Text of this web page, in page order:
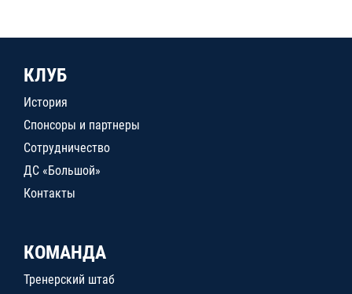
КЛУБ
История
Спонсоры и партнеры
Сотрудничество
ДС «Большой»
Контакты
КОМАНДА
Тренерский штаб